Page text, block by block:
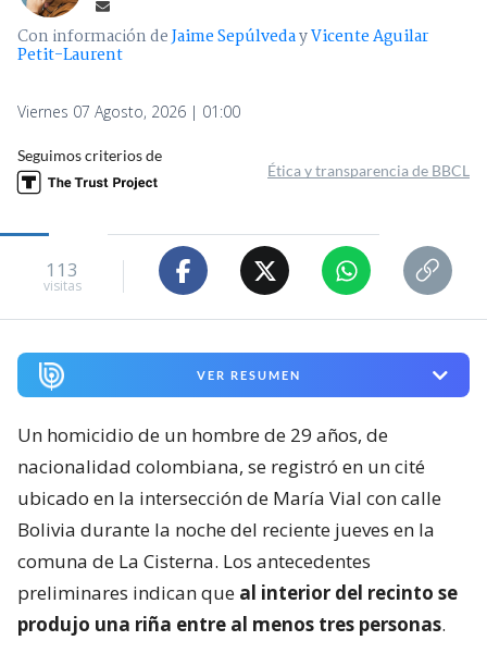
Con información deJaime SepúlvedayVicente Aguilar
Petit-Laurent
Viernes 07 Agosto, 2026 | 01:00
Seguimos criterios de
Ética y transparencia de BBCL
113
visitas
VER RESUMEN
Un homicidio de un hombre de 29 años, de
nacionalidad colombiana, se registró en un cité
ubicado en la intersección de María Vial con calle
Bolivia durante la noche del reciente jueves en la
comuna de La Cisterna. Los antecedentes
preliminares indican que al interior del recinto se
produjo una riña entre al menos tres personas.